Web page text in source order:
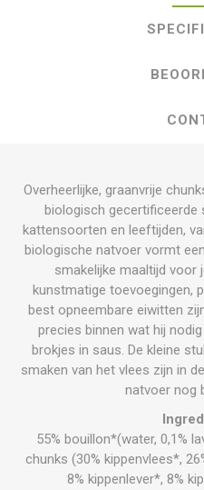
Overheerlijke, graanvrije
biologisch gecertificeerde
kattensoorten en leeftijden,
biologische natvoer vormt
smakelijke maaltijd voor
kunstmatige toevoegingen,
best opneembare eiwitten
precies binnen wat hij
brokjes in saus. De kleine
smaken van het vlees zijn in
natvoer nog
55% bouillon*(water, 0,1%
chunks (30% kippenvlees*,
8% kippenlever*, 8%